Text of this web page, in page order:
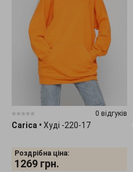
0 відгуків
Carica • Худі -220-17
Роздрібна ціна:
1269 грн.